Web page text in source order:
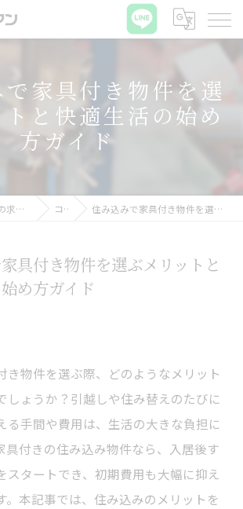
家具付き物件を選
と快適生活の始め
方ガイド
住み込みの仕事の求人なら株式会社クラフトマン コラム 住み込みで家具付き物件を選ぶメリットと快適生活の始め方ガイド
具付き物件を選ぶメリットと
め方ガイド
き物件を選ぶ際、どのようなメリット
しょうか？引越しや住み替えのたびに
る手間や費用は、生活の大きな負担に
具付きの住み込み物件なら、入居後す
スタートでき、初期費用も大幅に抑え
。本記事では、住み込みのメリットを